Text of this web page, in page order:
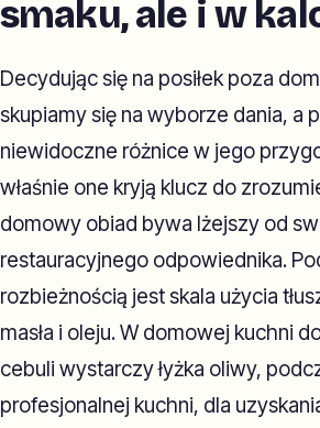
smaku, ale i w
Decydując się na posiłek poza
skupiamy się na wyborze dania, a
niewidoczne różnice w jego
właśnie one kryją klucz do
domowy obiad bywa lżejszy od
restauracyjnego odpowiednika.
rozbieżnością jest skala użycia
masła i oleju. W domowej kuchni
cebuli wystarczy łyżka oliwy,
profesjonalnej kuchni, dla